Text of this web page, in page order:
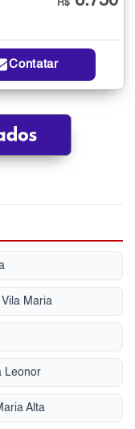
R$
Contatar
Maria
Leonor
Alta